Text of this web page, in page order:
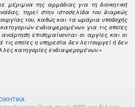
μέριμνα της αρμόδιας για τη διοικητική
τηρεί στην ιστοσελίδα του διαρκώς
του, καθώς και τα ωράρια υποδοχής
ενδιαφερομένων για τις οποίες
επισημαίνονται οι αργίες και οι
οποίες η υπηρεσία δεν λειτουργεί ή δεν
κατηγορίες ενδιαφερομένων.»